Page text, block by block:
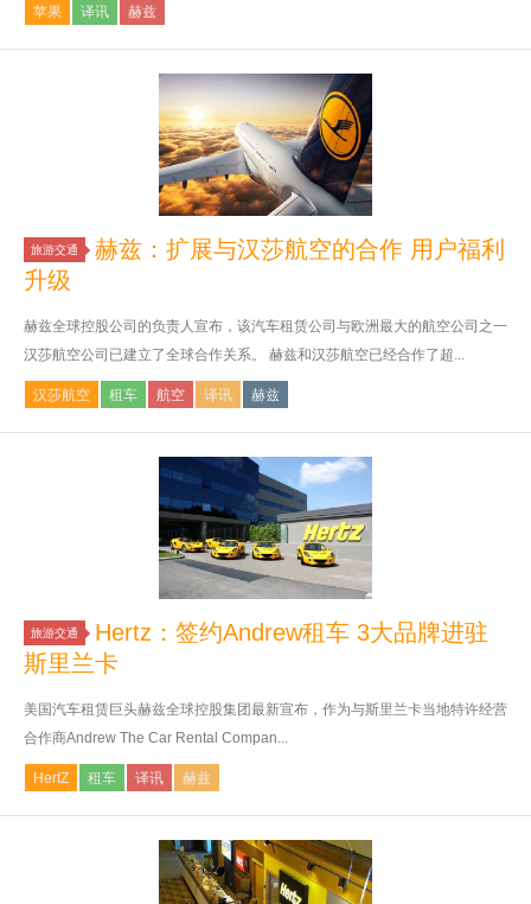
苹果 译讯 赫兹
旅游交通
赫兹：扩展与汉莎航空的合作 用户福利
升级
赫兹全球控股公司的负责人宣布，该汽车租赁公司与欧洲最大的航空公司之一
汉莎航空公司已建立了全球合作关系。 赫兹和汉莎航空已经合作了超...
汉莎航空 租车 航空 译讯 赫兹
旅游交通
Hertz：签约Andrew租车 3大品牌进驻
斯里兰卡
美国汽车租赁巨头赫兹全球控股集团最新宣布，作为与斯里兰卡当地特许经营
合作商Andrew The Car Rental Compan...
HertZ 租车 译讯 赫兹